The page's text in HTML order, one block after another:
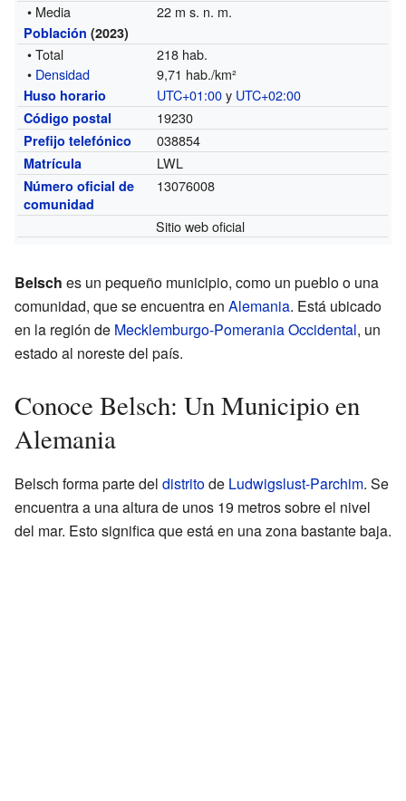
• Media 22 m s. n. m.
Población (2023)
• Total
218 hab.
• Densidad 9,71 hab./km²
Huso horario UTC+01:00y UTC+02:00
Código postal 19230
Prefijo telefónico 038854
Matrícula LWL
Número oficial de
comunidad
13076008
Sitio web oficial
Belsch es un pequeño municipio, como un pueblo o una
comunidad, que se encuentra en Alemania. Está ubicado
en la región de Mecklemburgo-Pomerania Occidental, un
estado al noreste del país.
Conoce Belsch: Un Municipio en
Alemania
Belsch forma parte del distritode Ludwigslust-Parchim. Se
encuentra a una altura de unos 19 metros sobre el nivel
del mar. Esto significa que está en una zona bastante baja.